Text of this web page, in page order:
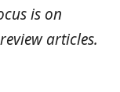
is on
articles.